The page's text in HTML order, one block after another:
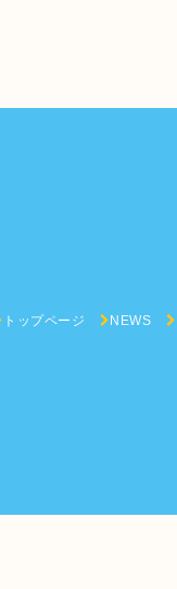
トップページ NEWS